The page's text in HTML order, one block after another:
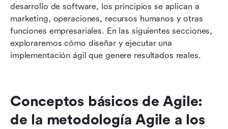
desarrollo de software, los principios se aplican a
marketing, operaciones, recursos humanos y otras
funciones empresariales. En las siguientes secciones,
exploraremos cómo diseñar y ejecutar una
implementación ágil que genere resultados reales.
Conceptos básicos de Agile:
de la metodología Agile a los
Gobernanza y cumplimiento en un método de
gestión ágil
Desafíos comunes en la implementación ágil y
maneras de evitarlos
Preguntas frecuentes
Lectura relacionada